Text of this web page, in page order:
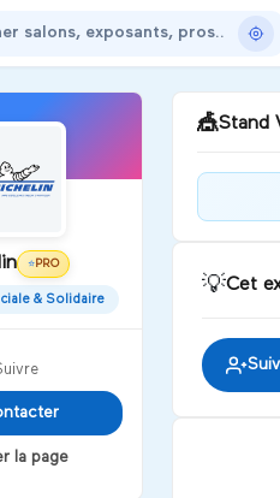
⭐PRO
& Solidaire
la page
🎪Stand
💡Cet